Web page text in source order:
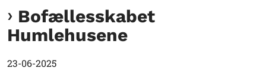
Bofællesskabet
Humlehusene
23-06-2025